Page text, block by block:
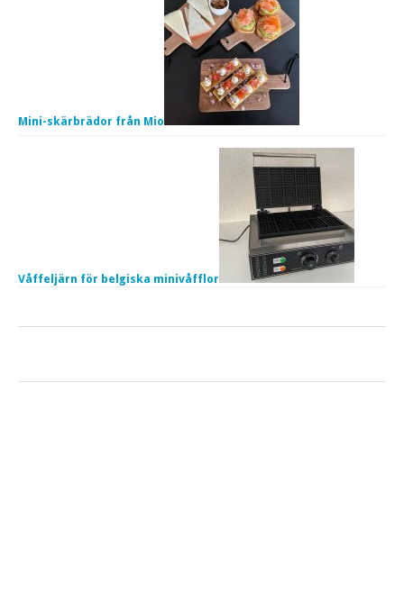
Mini-skärbrädor från Mio
Våffeljärn för belgiska minivåfflor